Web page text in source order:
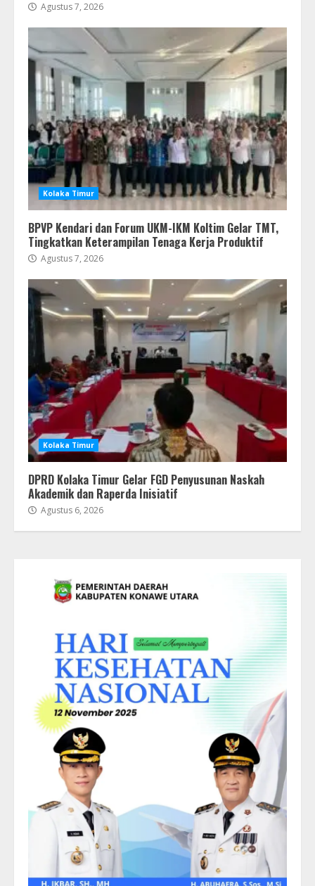
Agustus 7, 2026
Kolaka Timur
BPVP Kendari dan Forum UKM-IKM Koltim Gelar TMT,
Tingkatkan Keterampilan Tenaga Kerja Produktif
Agustus 7, 2026
Kolaka Timur
DPRD Kolaka Timur Gelar FGD Penyusunan Naskah
Akademik dan Raperda Inisiatif
Agustus 6, 2026